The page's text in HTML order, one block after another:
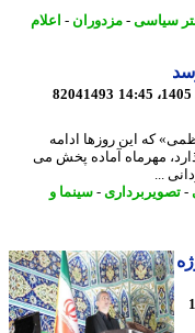
-مزدوران- اعلام
82041493
این روزها ادامه
آماده پخش می
...
- سینما و